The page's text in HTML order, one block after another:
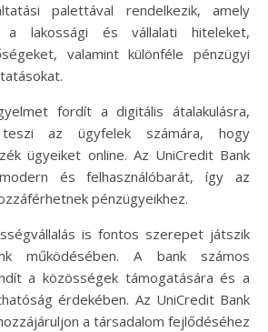
palettával rendelkezik, amely
a lakossági és vállalati hiteleket,
valamint különféle pénzügyi
fordít a digitális átalakulásra,
az ügyfelek számára, hogy
ügyeiket online. Az UniCredit Bank
modern és felhasználóbarát, így az
pénzügyeikhez.
is fontos szerepet játszik
működésében. A bank számos
a közösségek támogatására és a
érdekében. Az UniCredit Bank
a társadalom fejlődéséhez